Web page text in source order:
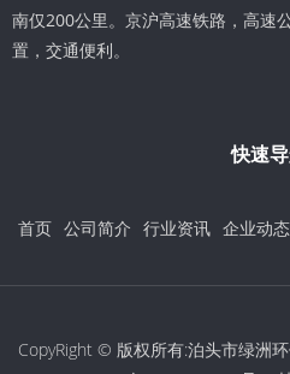
南仅200公里。京沪高速铁路，高速
置，交通便利。
快速
首页 公司简介 行业资讯 企业动态
CopyRight © 版权所有:泊头市绿洲